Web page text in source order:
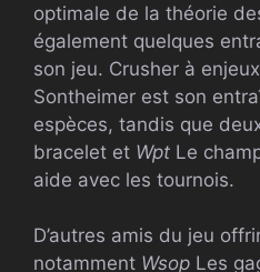
optimale de la théorie
également quelques
son jeu. Crusher à
Sontheimer est son
espèces, tandis que
bracelet et Wpt Le
aide avec les tournois.
D’autres amis du jeu
notamment Wsop Les